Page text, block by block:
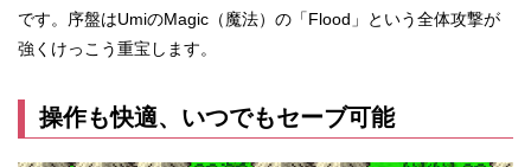
です。序盤はUmiのMagic（魔法）の「Flood」という全体攻撃が
強くけっこう重宝します。
操作も快適、いつでもセーブ可能